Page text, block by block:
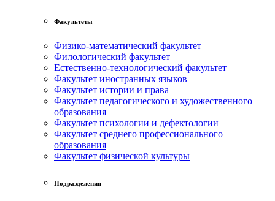
Факультеты
Физико-математический факультет
Филологический факультет
Естественно-технологический факультет
Факультет иностранных языков
Факультет истории и права
Факультет педагогического и художественного
образования
Факультет психологии и дефектологии
Факультет среднего профессионального
образования
Факультет физической культуры
Подразделения